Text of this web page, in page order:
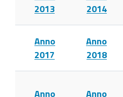
2013
2014
Anno
2017
Anno
2018
Anno
Anno